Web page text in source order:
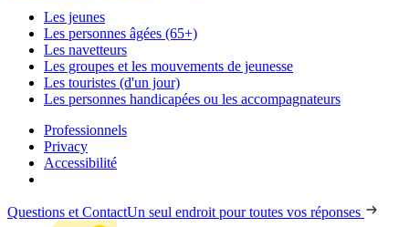
Les jeunes
Les personnes âgées (65+)
Les navetteurs
Les groupes et les mouvements de jeunesse
Les touristes (d'un jour)
Les personnes handicapées ou les accompagnateurs
Professionnels
Privacy
Accessibilité
Questions et ContactUn seul endroit pour toutes vos réponses